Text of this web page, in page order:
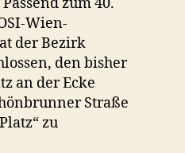
Wien-
der Bezirk
den bisher
an der Ecke
Straße
zu